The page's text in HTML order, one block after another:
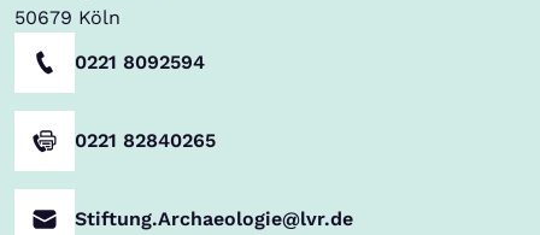
50679 Köln
0221 8092594
0221 82840265
Stiftung.Archaeologie@lvr.de